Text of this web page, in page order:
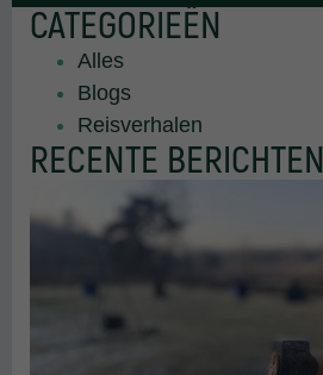
CATEGORIEËN
Alles
Blogs
Reisverhalen
RECENTE BERICHTEN